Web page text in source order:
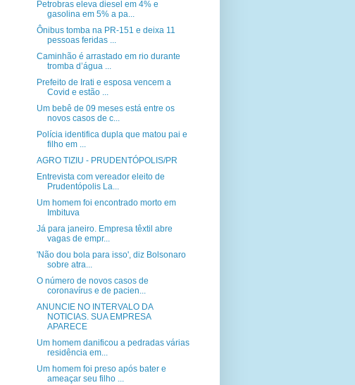
Petrobras eleva diesel em 4% e
gasolina em 5% a pa...
Ônibus tomba na PR-151 e deixa 11
pessoas feridas ...
Caminhão é arrastado em rio durante
tromba d’água ...
Prefeito de Irati e esposa vencem a
Covid e estão ...
Um bebê de 09 meses está entre os
novos casos de c...
Polícia identifica dupla que matou pai e
filho em ...
AGRO TIZIU - PRUDENTÓPOLIS/PR
Entrevista com vereador eleito de
Prudentópolis La...
Um homem foi encontrado morto em
Imbituva
Já para janeiro. Empresa têxtil abre
vagas de empr...
'Não dou bola para isso', diz Bolsonaro
sobre atra...
O número de novos casos de
coronavírus e de pacien...
ANUNCIE NO INTERVALO DA
NOTICIAS. SUA EMPRESA
APARECE
Um homem danificou a pedradas várias
residência em...
Um homem foi preso após bater e
ameaçar seu filho ...